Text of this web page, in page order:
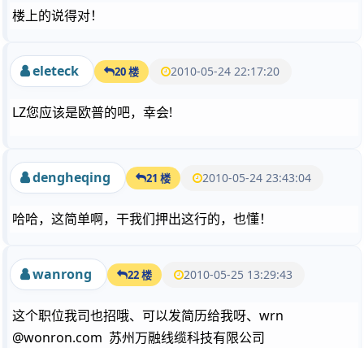
楼上的说得对！
eleteck 20 楼 2010-05-24 22:17:20
LZ您应该是欧普的吧，幸会!
dengheqing 21 楼 2010-05-24 23:43:04
哈哈，这简单啊，干我们押出这行的，也懂！
wanrong 22 楼 2010-05-25 13:29:43
这个职位我司也招哦、可以发简历给我呀、wrn
@wonron.com 苏州万融线缆科技有限公司